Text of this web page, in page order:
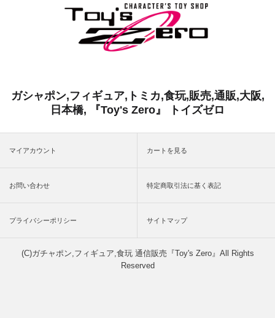
ガシャポン,フィギュア,トミカ,食玩,販売,通販,大阪,
日本橋, 『Toy's Zero』 トイズゼロ
マイアカウント カートを見る
お問い合わせ 特定商取引法に基く表記
プライバシーポリシー サイトマップ
(C)ガチャポン,フィギュア,食玩 通信販売『Toy's Zero』All Rights
Reserved